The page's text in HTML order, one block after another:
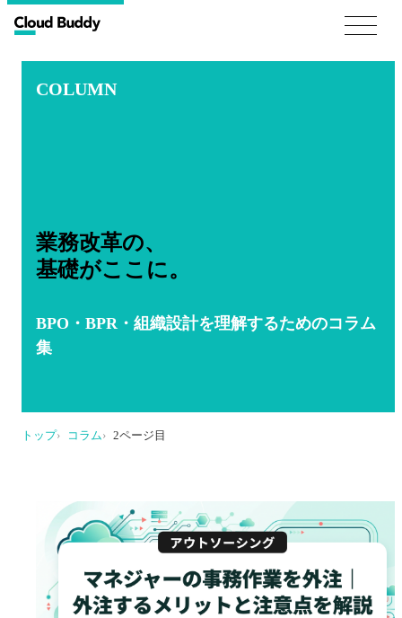
COLUMN
業務改革の、
基礎がここに。
BPO・BPR・組織設計を理解するためのコラム
集
トップ コラム 2ページ目